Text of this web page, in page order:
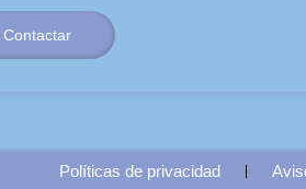
Contactar
Políticas de privacidad